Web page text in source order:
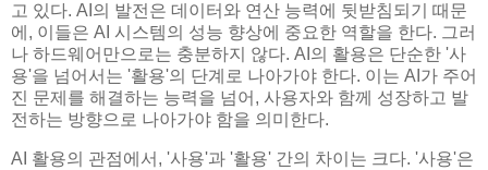
고 있다. AI의 발전은 데이터와 연산 능력에 뒷받침되기 때문
에, 이들은 AI 시스템의 성능 향상에 중요한 역할을 한다. 그러
나 하드웨어만으로는 충분하지 않다. AI의 활용은 단순한 '사
용'을 넘어서는 '활용'의 단계로 나아가야 한다. 이는 AI가 주어
진 문제를 해결하는 능력을 넘어, 사용자와 함께 성장하고 발
전하는 방향으로 나아가야 함을 의미한다.
AI 활용의 관점에서, '사용'과 '활용' 간의 차이는 크다. '사용'은